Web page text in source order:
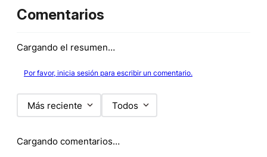
Comentarios
Cargando el resumen…
Por favor, inicia sesión para escribir un comentario.
Más reciente Todos
Cargando comentarios…